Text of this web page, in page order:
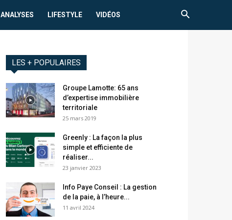
ANALYSES LIFESTYLE VIDÉOS
LES + POPULAIRES
Groupe Lamotte: 65 ans
d’expertise immobilière
territoriale
25 mars 2019
Greenly : La façon la plus
simple et efficiente de
réaliser...
23 janvier 2023
Info Paye Conseil : La gestion
de la paie, à l’heure...
11 avril 2024